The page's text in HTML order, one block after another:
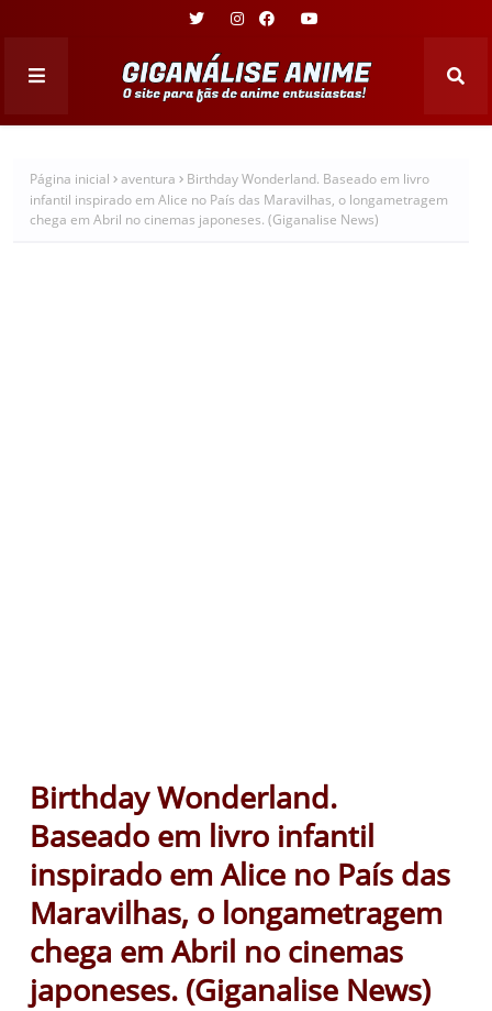
Página inicial aventura
Birthday Wonderland. Baseado em livro
infantil inspirado em Alice no País das Maravilhas, o longametragem
chega em Abril no cinemas japoneses. (Giganalise News)
Birthday Wonderland.
Baseado em livro infantil
inspirado em Alice no País das
Maravilhas, o longametragem
chega em Abril no cinemas
japoneses. (Giganalise News)